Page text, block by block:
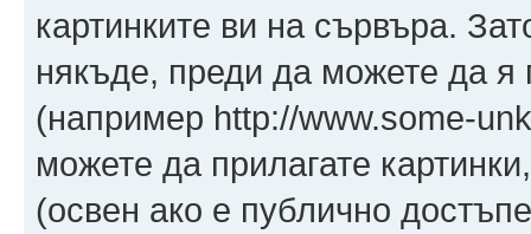
картинките ви на сървъра.
някъде, преди да можете да
(например http://www.some-
можете да прилагате
(освен ако е публично